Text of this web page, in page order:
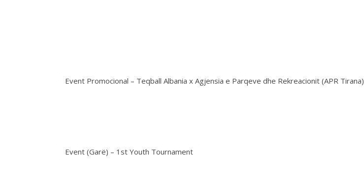
Event Promocional – Teqball Albania x Agjensia e Parqeve dhe Rekreacionit (APR Tirana)
Event (Garë) – 1st Youth Tournament